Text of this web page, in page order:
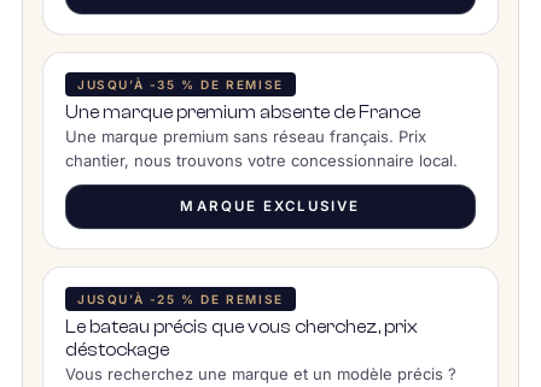
JUSQU’À -35 % DE REMISE
Une marque premium absente de France
Une marque premium sans réseau français. Prix
chantier, nous trouvons votre concessionnaire local.
MARQUE EXCLUSIVE
JUSQU’À -25 % DE REMISE
Le bateau précis que vous cherchez, prix
déstockage
Vous recherchez une marque et un modèle précis ?